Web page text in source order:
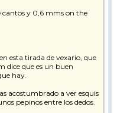
y 0,6 mms on the
esta tirada de vexario, que
dice que es un buen
hay.
acostumbrado a ver esquis
pepinos entre los dedos.